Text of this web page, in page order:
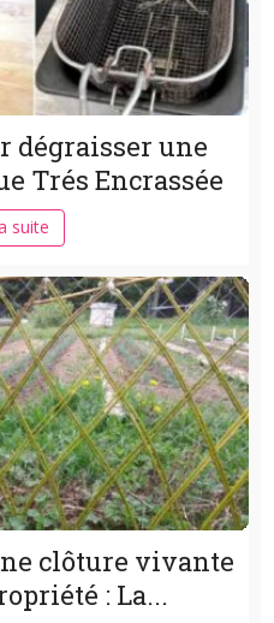
dégraisser une
Trés Encrassée
suite
clôture vivante
: La...